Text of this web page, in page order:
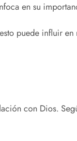
en su
puede influir
con Dios.